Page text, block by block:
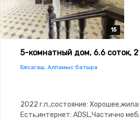
15
15
15
15
15
5-комнатный дом, 6.6 соток,
Бесагаш, Алпамыс батыра
2022 г.п.,состояние:
Есть,интернет: ADSL,Частично